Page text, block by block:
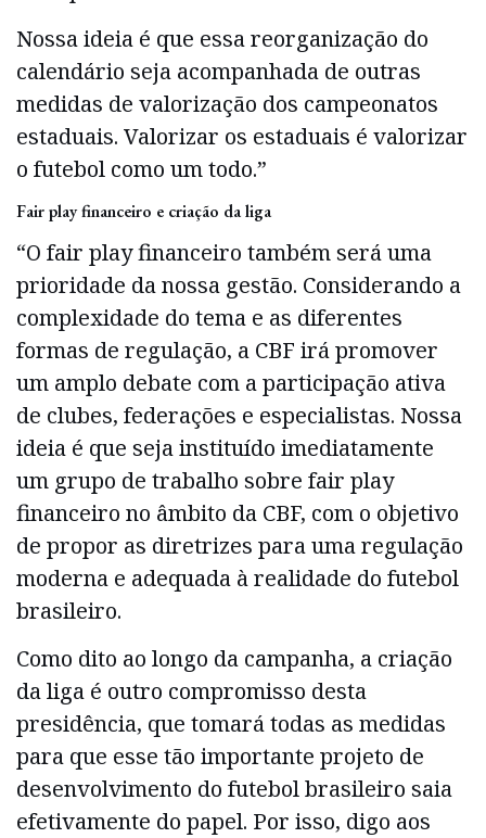
Nossa ideia é que essa reorganização do
calendário seja acompanhada de outras
medidas de valorização dos campeonatos
estaduais. Valorizar os estaduais é valorizar
o futebol como um todo.”
Fair play financeiro e criação da liga
“O fair play financeiro também será uma
prioridade da nossa gestão. Considerando a
complexidade do tema e as diferentes
formas de regulação, a CBF irá promover
um amplo debate com a participação ativa
de clubes, federações e especialistas. Nossa
ideia é que seja instituído imediatamente
um grupo de trabalho sobre fair play
financeiro no âmbito da CBF, com o objetivo
de propor as diretrizes para uma regulação
moderna e adequada à realidade do futebol
brasileiro.
Como dito ao longo da campanha, a criação
da liga é outro compromisso desta
presidência, que tomará todas as medidas
para que esse tão importante projeto de
desenvolvimento do futebol brasileiro saia
efetivamente do papel. Por isso, digo aos